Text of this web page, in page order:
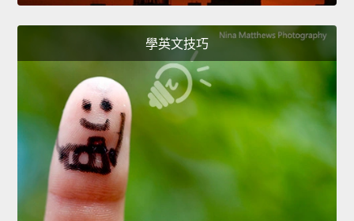
學英文技巧